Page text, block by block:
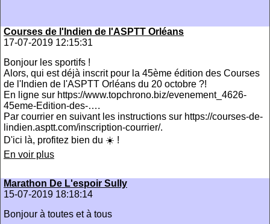
Courses de l'Indien de l'ASPTT Orléans
17-07-2019 12:15:31
Bonjour les sportifs !
Alors, qui est déjà inscrit pour la 45ème édition des Courses
de l'Indien de l'ASPTT Orléans du 20 octobre ?!
En ligne sur https://www.topchrono.biz/evenement_4626-
45eme-Edition-des-….
Par courrier en suivant les instructions sur https://courses-de-
lindien.asptt.com/inscription-courrier/.
D'ici là, profitez bien du ☀️ !
En voir plus
Marathon De L'espoir Sully
15-07-2019 18:18:14
Bonjour à toutes et à tous